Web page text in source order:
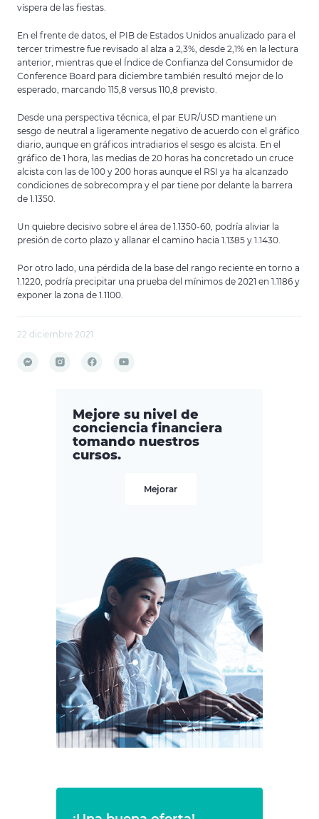
víspera de las fiestas.
En el frente de datos, el PIB de Estados Unidos anualizado para el
tercer trimestre fue revisado al alza a 2,3%, desde 2,1% en la lectura
anterior, mientras que el Índice de Confianza del Consumidor de
Conference Board para diciembre también resultó mejor de lo
esperado, marcando 115,8 versus 110,8 previsto.
Desde una perspectiva técnica, el par EUR/USD mantiene un
sesgo de neutral a ligeramente negativo de acuerdo con el gráfico
diario, aunque en gráficos intradiarios el sesgo es alcista. En el
gráfico de 1 hora, las medias de 20 horas ha concretado un cruce
alcista con las de 100 y 200 horas aunque el RSI ya ha alcanzado
condiciones de sobrecompra y el par tiene por delante la barrera
de 1.1350.
Un quiebre decisivo sobre el área de 1.1350-60, podría aliviar la
presión de corto plazo y allanar el camino hacia 1.1385 y 1.1430.
Por otro lado, una pérdida de la base del rango reciente en torno a
1.1220, podría precipitar una prueba del mínimos de 2021 en 1.1186 y
exponer la zona de 1.1100.
22 diciembre 2021
Mejore su nivel de
conciencia financiera
tomando nuestros
cursos.
Mejorar